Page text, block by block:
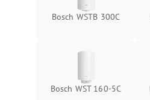
Bosch WSTB 300C
Bosch WST 160-5C